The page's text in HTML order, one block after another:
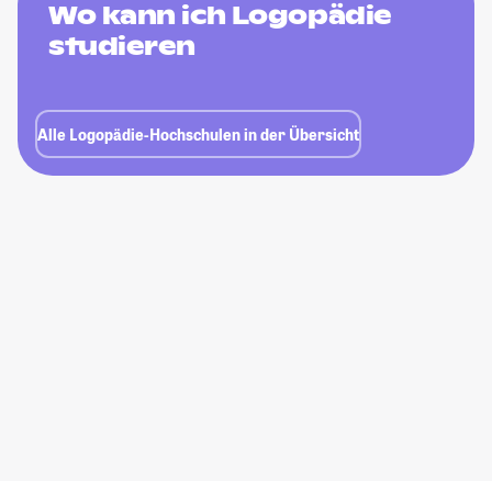
Wo kann ich Logopädie
studieren
Alle Logopädie-Hochschulen in der Übersicht